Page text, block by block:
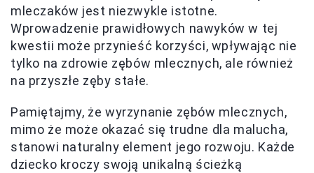
mleczaków jest niezwykle istotne.
Wprowadzenie prawidłowych nawyków w tej
kwestii może przynieść korzyści, wpływając nie
tylko na zdrowie zębów mlecznych, ale również
na przyszłe zęby stałe.
Pamiętajmy, że wyrzynanie zębów mlecznych,
mimo że może okazać się trudne dla malucha,
stanowi naturalny element jego rozwoju. Każde
dziecko kroczy swoją unikalną ścieżką